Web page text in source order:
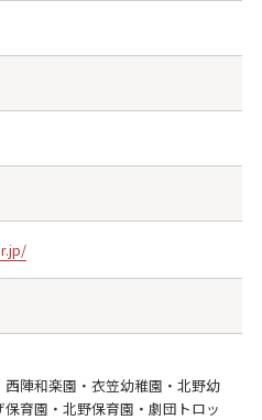
陣和楽園・衣笠幼稚園・北野幼
育園・北野保育園・劇団トロッ